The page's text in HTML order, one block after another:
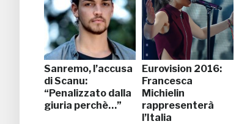
Sanremo, l’accusa
di Scanu:
“Penalizzato dalla
giuria perchè…”
Eurovision 2016:
Francesca
Michielin
rappresenterà
l’Italia